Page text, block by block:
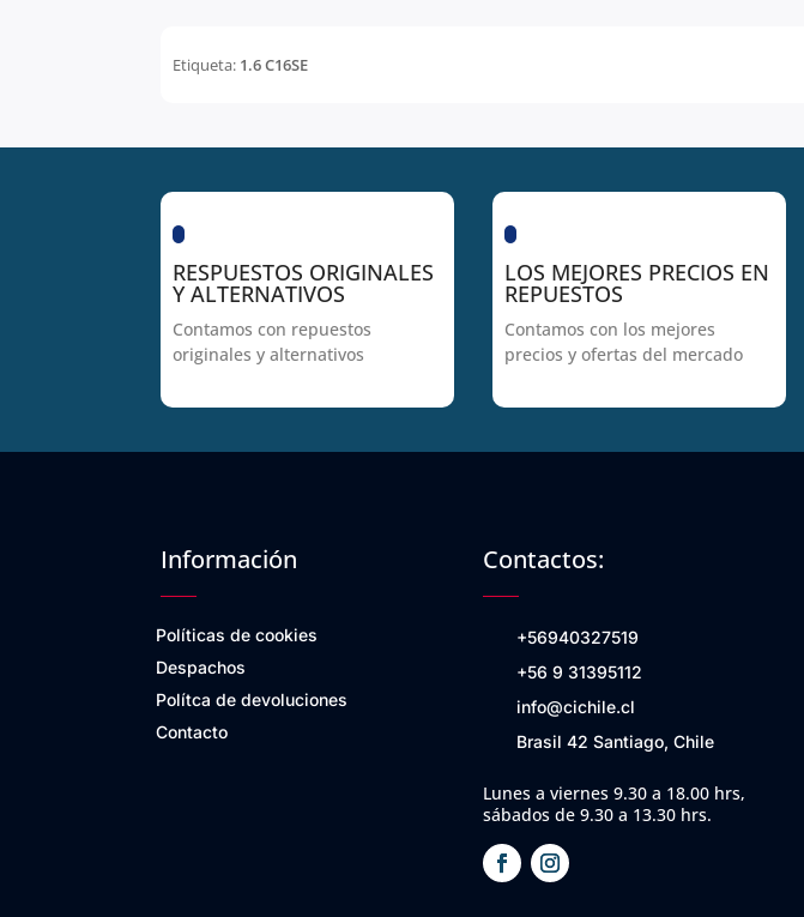
Etiqueta: 1.6 C16SE
RESPUESTOS ORIGINALES
Y ALTERNATIVOS
Contamos con repuestos
originales y alternativos
LOS MEJORES PRECIOS EN
REPUESTOS
Contamos con los mejores
precios y ofertas del mercado
Información
Políticas de cookies
Despachos
Polítca de devoluciones
Contacto
Contactos:
+56940327519
+56 9 31395112
info@cichile.cl
Brasil 42 Santiago, Chile
Lunes a viernes 9.30 a 18.00 hrs,
sábados de 9.30 a 13.30 hrs.